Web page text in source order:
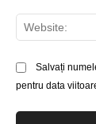
Salvați
pentru data